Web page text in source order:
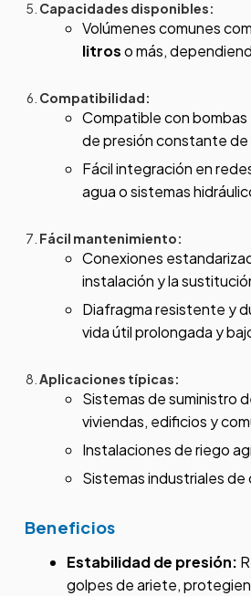
Capacidades disponibles:
Volúmenes comunes
litroso más,
Compatibilidad:
Compatible con
de presión constante de
Fácil integración en
agua o sistemas
Fácil mantenimiento:
Conexiones
instalación y la
Diafragma resistente y
vida útil prolongada y
Aplicaciones típicas:
Sistemas de suministro
viviendas, edificios y
Instalaciones de riego
Sistemas industriales
Beneficios
Estabilidad de presión:
golpes de ariete,